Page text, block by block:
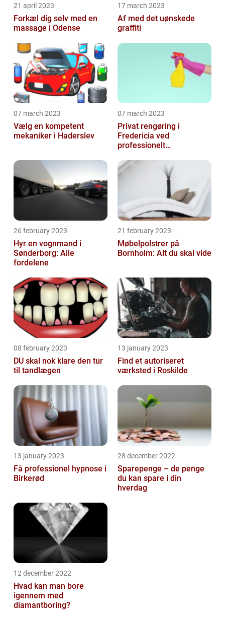
21 april 2023
Forkæl dig selv med en
massage i Odense
17 march 2023
Af med det uønskede
graffiti
07 march 2023
Vælg en kompetent
mekaniker i Haderslev
07 march 2023
Privat rengøring i
Fredericia ved
professionelt
26 february 2023
Hyr en vognmand i
Sønderborg: Alle
fordelene
21 february 2023
Møbelpolstrer på
Bornholm: Alt du skal vide
08 february 2023
DU skal nok klare den tur
til tandlægen
13 january 2023
Find et autoriseret
værksted i Roskilde
13 january 2023
Få professionel hypnose i
Birkerød
28 december 2022
Sparepenge – de penge
du kan spare i din
hverdag
12 december 2022
Hvad kan man bore
igennem med
diamantboring?